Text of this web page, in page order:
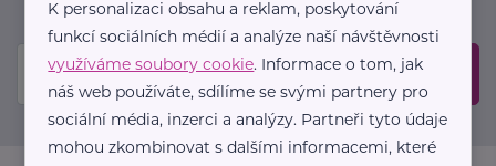
Odeslat
K personalizaci obsahu a reklam, poskytování
funkcí sociálních médií a analýze naší návštěvnosti
využíváme soubory cookie. Informace o tom, jak
náš web používáte, sdílíme se svými partnery pro
sociální média, inzerci a analýzy. Partneři tyto údaje
mohou zkombinovat s dalšími informacemi, které